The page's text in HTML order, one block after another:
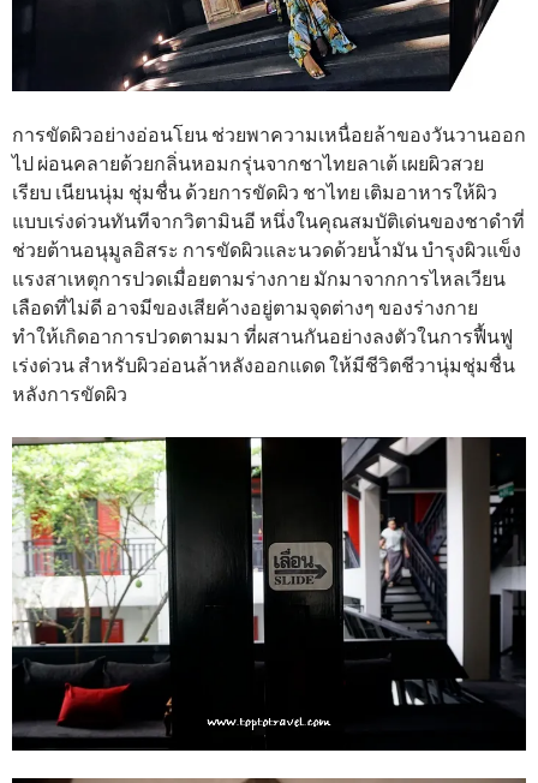
การขัดผิวอย่างอ่อนโยน ช่วยพาความเหนื่อยล้าของวันวานออก
ไป ผ่อนคลายด้วยกลิ่นหอมกรุ่นจากชาไทยลาเต้ เผยผิวสวย
เรียบ เนียนนุ่ม ชุ่มชื่น ด้วยการขัดผิว ชาไทย เติมอาหารให้ผิว
แบบเร่งด่วนทันทีจากวิตามินอี หนึ่งในคุณสมบัติเด่นของชาดำที่
ช่วยต้านอนุมูลอิสระ การขัดผิวและนวดด้วยน้ำมัน บำรุงผิวแข็ง
แรงสาเหตุการปวดเมื่อยตามร่างกาย มักมาจากการไหลเวียน
เลือดที่ไม่ดี อาจมีของเสียค้างอยู่ตามจุดต่างๆ ของร่างกาย
ทำให้เกิดอาการปวดตามมา ที่ผสานกันอย่างลงตัวในการฟื้นฟู
เร่งด่วน สำหรับผิวอ่อนล้าหลังออกแดด ให้มีชีวิตชีวานุ่มชุ่มชื่น
หลังการขัดผิว